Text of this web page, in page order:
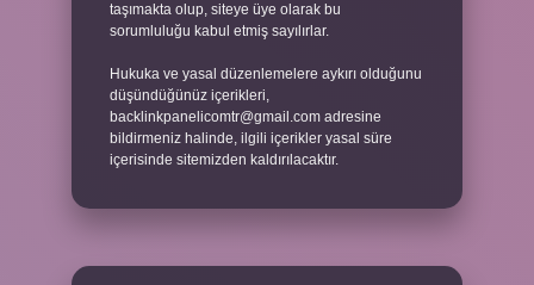
taşımakta olup, siteye üye olarak bu
sorumluluğu kabul etmiş sayılırlar.
Hukuka ve yasal düzenlemelere aykırı olduğunu
düşündüğünüz içerikleri,
backlinkpanelicomtr@gmail.com adresine
bildirmeniz halinde, ilgili içerikler yasal süre
içerisinde sitemizden kaldırılacaktır.